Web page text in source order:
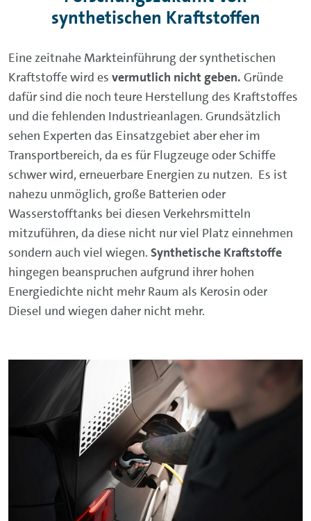
synthetischen Kraftstoffen
Eine zeitnahe Markteinführung der synthetischen
Kraftstoffe wird es vermutlich nicht geben. Gründe
dafür sind die noch teure Herstellung des Kraftstoffes
und die fehlenden Industrieanlagen. Grundsätzlich
sehen Experten das Einsatzgebiet aber eher im
Transportbereich, da es für Flugzeuge oder Schiffe
schwer wird, erneuerbare Energien zu nutzen. Es ist
nahezu unmöglich, große Batterien oder
Wasserstofftanks bei diesen Verkehrsmitteln
mitzuführen, da diese nicht nur viel Platz einnehmen
sondern auch viel wiegen. Synthetische Kraftstoffe
hingegen beanspruchen aufgrund ihrer hohen
Energiedichte nicht mehr Raum als Kerosin oder
Diesel und wiegen daher nicht mehr.